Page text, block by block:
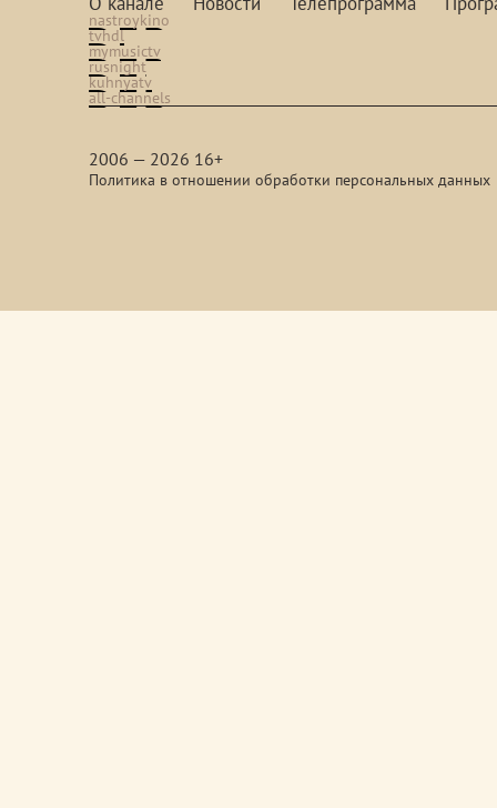
nastroykino
tvhdl
mymusictv
rusnight
kuhnyatv
all-channels
2006 — 2026 16+
Политика в отношении обработки персональных данных